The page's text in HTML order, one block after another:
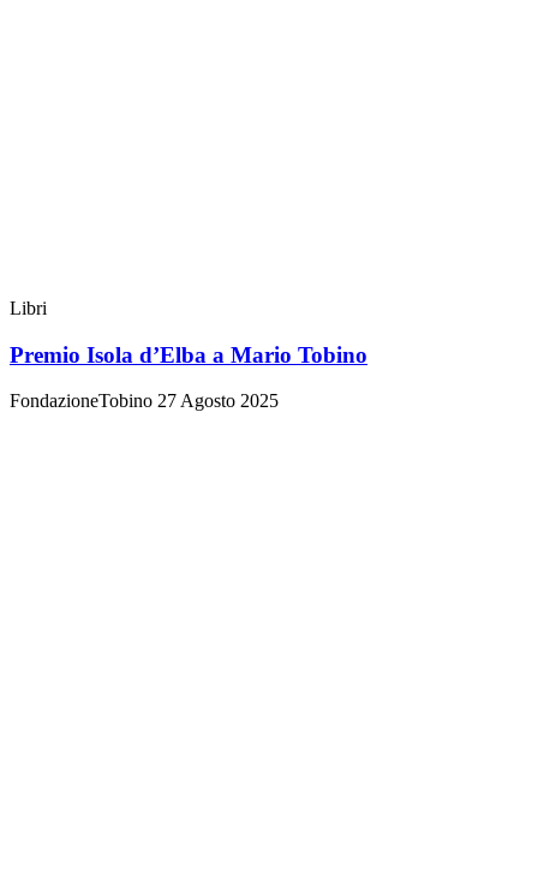
Libri
Premio Isola d’Elba a Mario Tobino
FondazioneTobino 27 Agosto 2025